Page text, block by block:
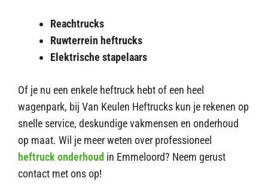
Reachtrucks
Ruwterrein heftrucks
Elektrische stapelaars
Of je nu een enkele heftruck hebt of een heel
wagenpark, bij Van Keulen Heftrucks kun je rekenen op
snelle service, deskundige vakmensen en onderhoud
op maat. Wil je meer weten over professioneel
heftruck onderhoud in Emmeloord? Neem gerust
contact met ons op!